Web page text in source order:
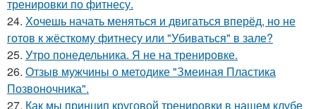
тренировки по фитнесу.
24. Хочешь начать меняться и двигаться вперёд, но не
готов к жёсткому фитнесу или "Убиваться" в зале?
25. Утро понедельника. Я не на тренировке.
26. Отзыв мужчины о методике "Змеиная Пластика
Позвоночника".
27. Как мы принцип круговой тренировки в нашем клубе